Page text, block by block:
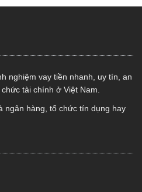
nghiệm vay tiền nhanh, uy tín, an
tài chính ở Việt Nam.
ngân hàng, tổ chức tín dụng hay